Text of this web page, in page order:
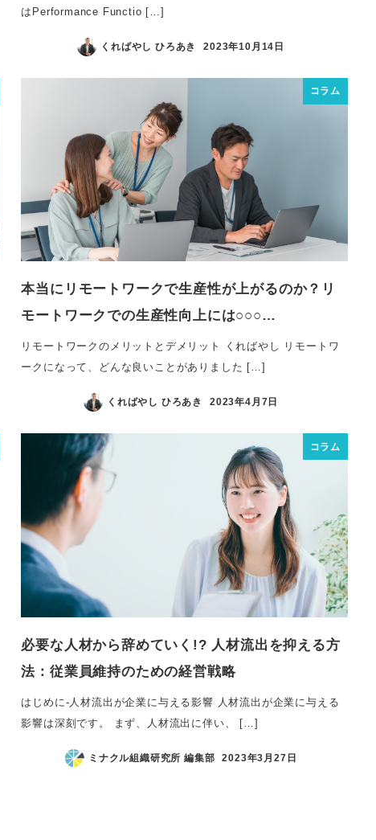
はPerformance Functio […]
くればやし ひろあき 2023年10月14日
コラム
本当にリモートワークで生産性が上がるのか？リ
モートワークでの生産性向上には○○○…
リモートワークのメリットとデメリット くればやし リモートワ
ークになって、どんな良いことがありました […]
くればやし ひろあき 2023年4月7日
コラム
必要な人材から辞めていく!? 人材流出を抑える方
法：従業員維持のための経営戦略
はじめに-人材流出が企業に与える影響 人材流出が企業に与える
影響は深刻です。 まず、人材流出に伴い、 […]
ミナクル組織研究所 編集部 2023年3月27日